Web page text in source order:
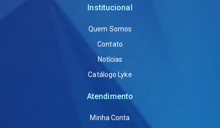
Institucional
Quem Somos
Contato
Notícias
Catálogo Lyke
Atendimento
Minha Conta